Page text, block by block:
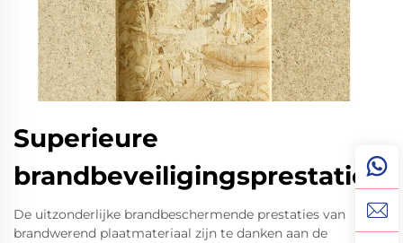
Superieure
brandbeveiligingsprestaties
De uitzonderlijke brandbeschermende prestaties van
brandwerend plaatmateriaal zijn te danken aan de